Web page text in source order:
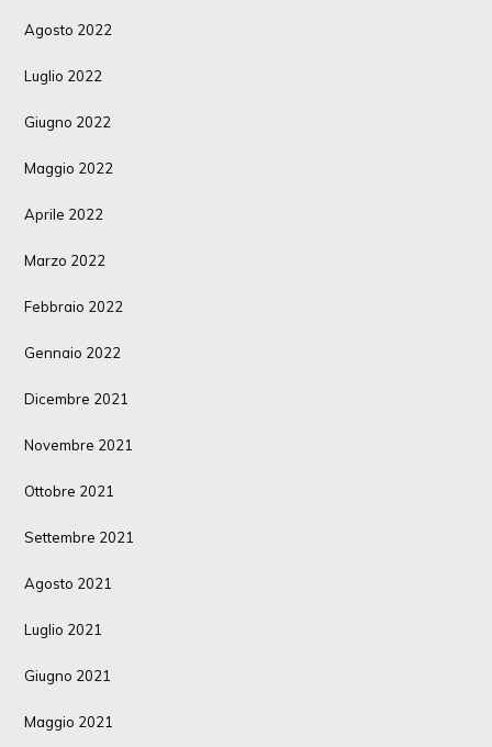
Agosto 2022
Luglio 2022
Giugno 2022
Maggio 2022
Aprile 2022
Marzo 2022
Febbraio 2022
Gennaio 2022
Dicembre 2021
Novembre 2021
Ottobre 2021
Settembre 2021
Agosto 2021
Luglio 2021
Giugno 2021
Maggio 2021